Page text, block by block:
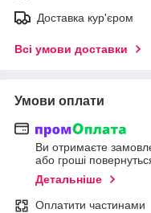
Доставка кур'єром
Всі умови доставки
Умови оплати
Ви отримаєте
або гроші
Детальніше
Оплатити частинами